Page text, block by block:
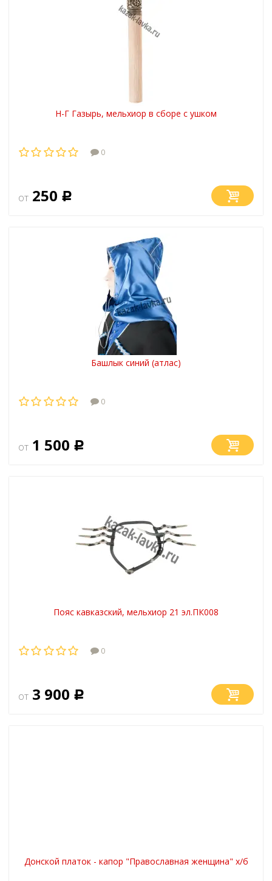
Н-Г Газырь, мельхиор в сборе с ушком
0
от 250 Р
Башлык синий (атлас)
0
от 1 500 Р
Пояс кавказский, мельхиор 21 эл.ПК008
0
от 3 900 Р
Донской платок - капор "Православная женщина" х/б